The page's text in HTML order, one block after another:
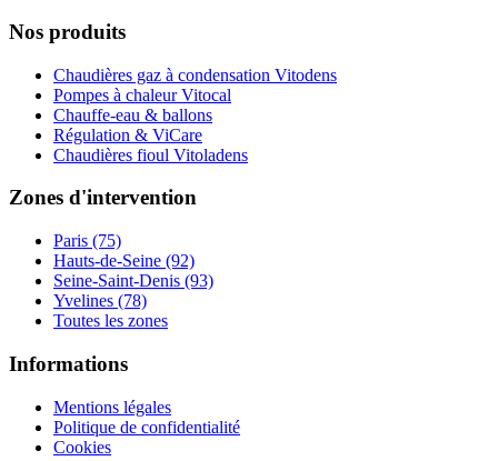
Nos produits
Chaudières gaz à condensation Vitodens
Pompes à chaleur Vitocal
Chauffe-eau & ballons
Régulation & ViCare
Chaudières fioul Vitoladens
Zones d'intervention
Paris (75)
Hauts-de-Seine (92)
Seine-Saint-Denis (93)
Yvelines (78)
Toutes les zones
Informations
Mentions légales
Politique de confidentialité
Cookies